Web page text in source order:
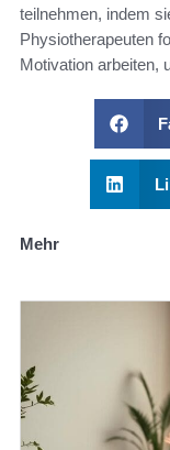
teilnehmen, indem
Physiotherapeuten
Motivation arbeiten,
Mehr